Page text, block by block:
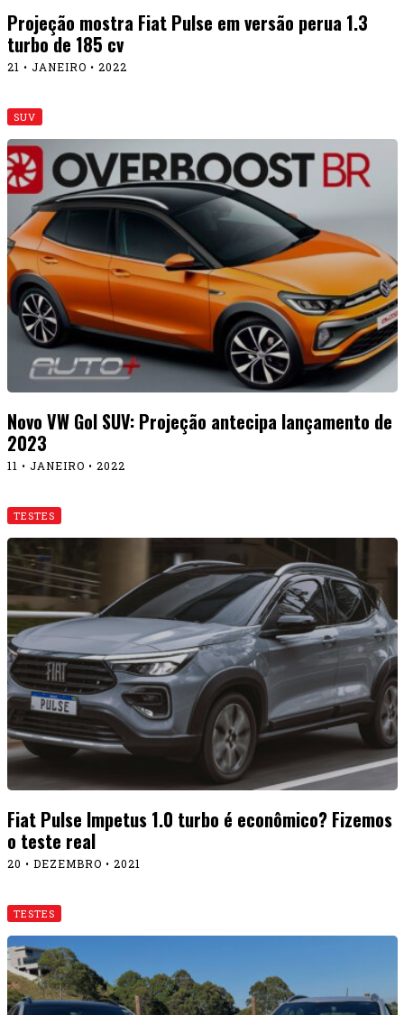
Projeção mostra Fiat Pulse em versão perua 1.3
turbo de 185 cv
21 • JANEIRO • 2022
SUV
Novo VW Gol SUV: Projeção antecipa lançamento de
2023
11 • JANEIRO • 2022
TESTES
Fiat Pulse Impetus 1.0 turbo é econômico? Fizemos
o teste real
20 • DEZEMBRO • 2021
TESTES